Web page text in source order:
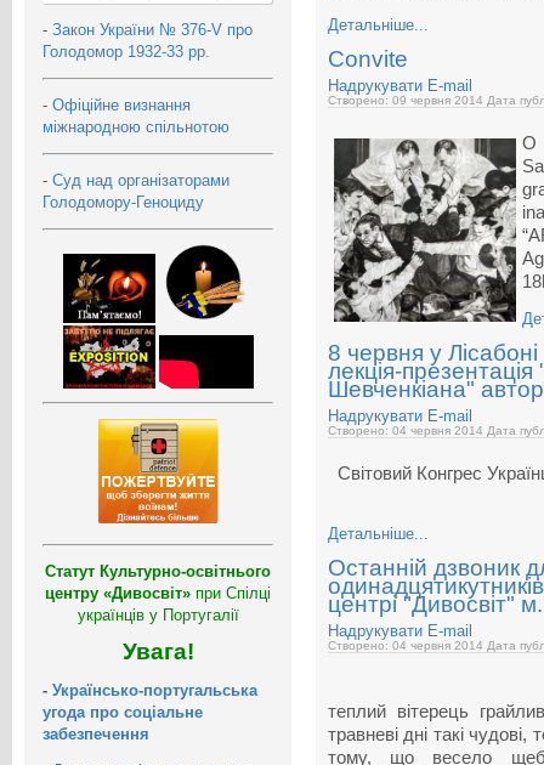
- Закон України № 376-V про
Голодомор 1932-33 рр.
- Офіційне визнання
міжнародною спільнотою
- Суд над організаторами
Голодомору-Геноциду
Статут Культурно-освітнього
центру «Дивосвіт» при Спілці
українців у Португалії
Увага!
- Українсько-португальська
угода про соціальне
забезпечення
Детальніше...
Convite
Надрукувати E-mail
Створено: 09 червня 2014 Дата
O
8 червня у
лекція-
Шевченкіана"
Надрукувати E-mail
Створено: 04 червня 2014 Дата
Світовий Конгрес
Детальніше...
Останній дзвоник
центрі "Дивосвіт"
Надрукувати E-mail
Створено: 04 червня 2014 Дата
теплий вітерець
травневі дні такі чудові,
тому, що весело